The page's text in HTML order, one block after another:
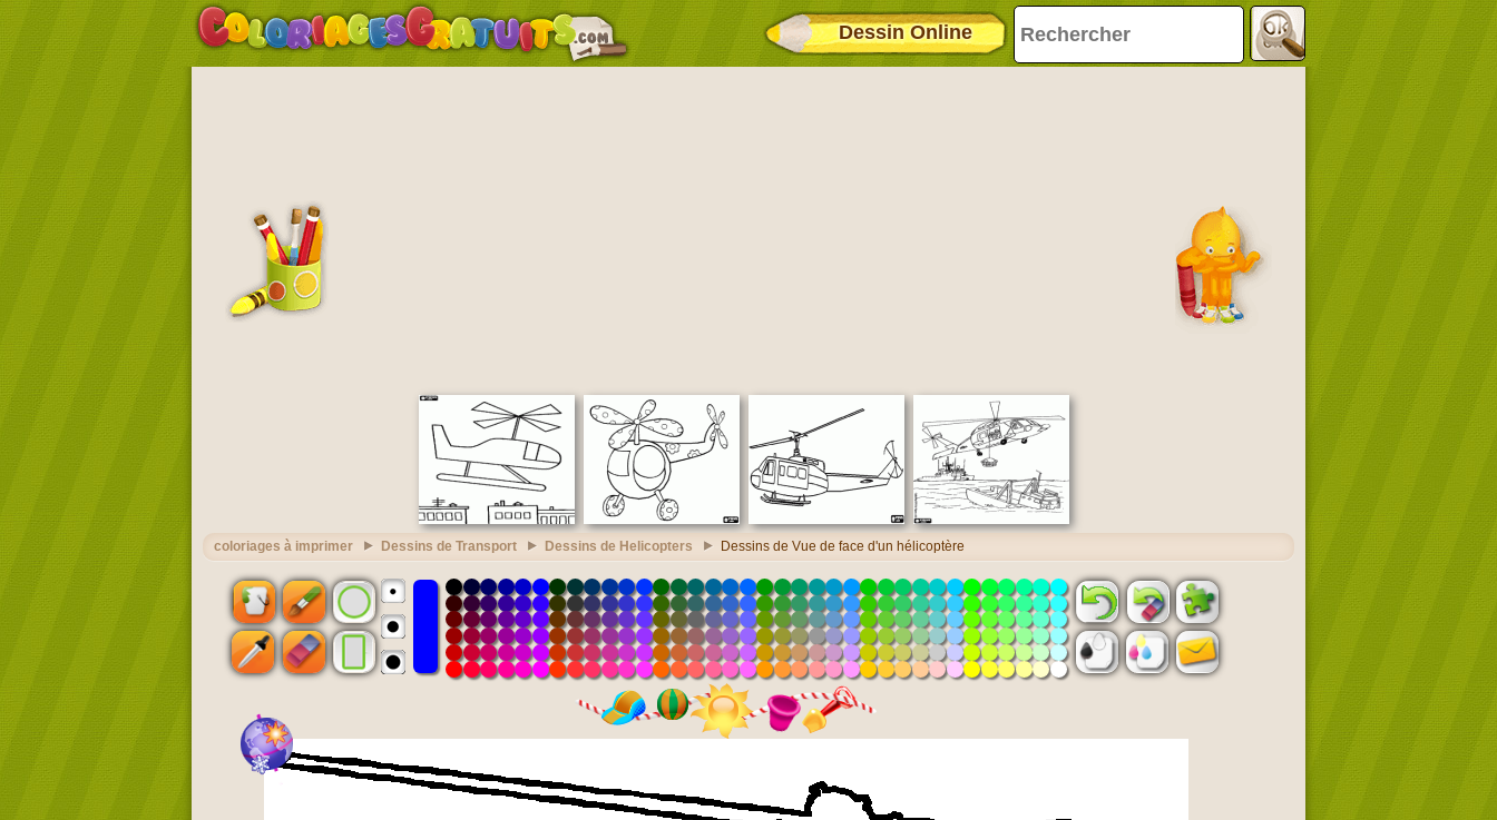
Dessin Online
coloriages à imprimer Dessins de Transport Dessins de Helicopters Dessins de Vue de face d'un hélicoptère